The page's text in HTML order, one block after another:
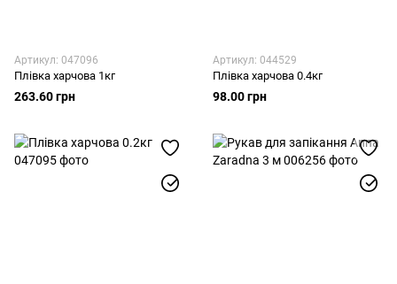
Артикул: 047096
Плівка харчова 1кг
263.60 грн
Артикул: 044529
Плівка харчова 0.4кг
98.00 грн